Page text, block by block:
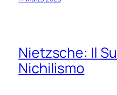
Nietzsche: Il
Nichilismo